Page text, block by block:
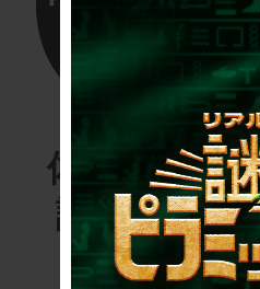
体験する物
語project